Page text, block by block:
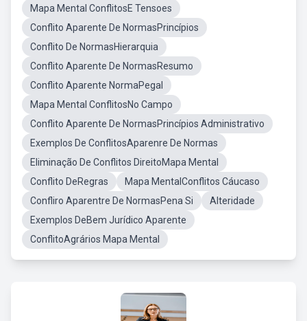
Mapa Mental ConflitosE Tensoes
Conflito Aparente De NormasPrincípios
Conflito De NormasHierarquia
Conflito Aparente De NormasResumo
Conflito Aparente NormaPegal
Mapa Mental ConflitosNo Campo
Conflito Aparente De NormasPrincípios Administrativo
Exemplos De ConflitosAparenre De Normas
Eliminação De Conflitos DireitoMapa Mental
Conflito DeRegras
Mapa MentalConflitos Cáucaso
Confliro Aparentre De NormasPena Si
Alteridade
Exemplos DeBem Jurídico Aparente
ConflitoAgrários Mapa Mental